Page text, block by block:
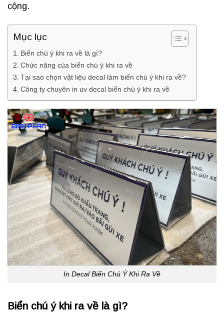
cộng.
Mục lục
Biển chú ý khi ra về là gì?
Chức năng của biển chú ý khi ra về
Tại sao chọn vật liệu decal làm biển chú ý khi ra về?
Công ty chuyên in uv decal biển chú ý khi ra về
In Decal Biển Chú Ý Khi Ra Về
Biển chú ý khi ra về là gì?